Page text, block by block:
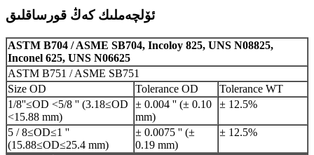
ئۆلچەملىك كەڭ قورساقلىق
ASTM B704 / ASME SB704, Incoloy 825, UNS N08825,
Inconel 625, UNS N06625
ASTM B751 / ASME SB751
Size OD
Tolerance OD
Tolerance WT
1/8''≤OD <5/8 '' (3.18≤OD
<15.88 mm)
± 0.004 '' (± 0.10
mm)
± 12.5%
5 / 8≤OD≤1 ''
(15.88≤OD≤25.4 mm)
± 0.0075 '' (±
0.19 mm)
± 12.5%